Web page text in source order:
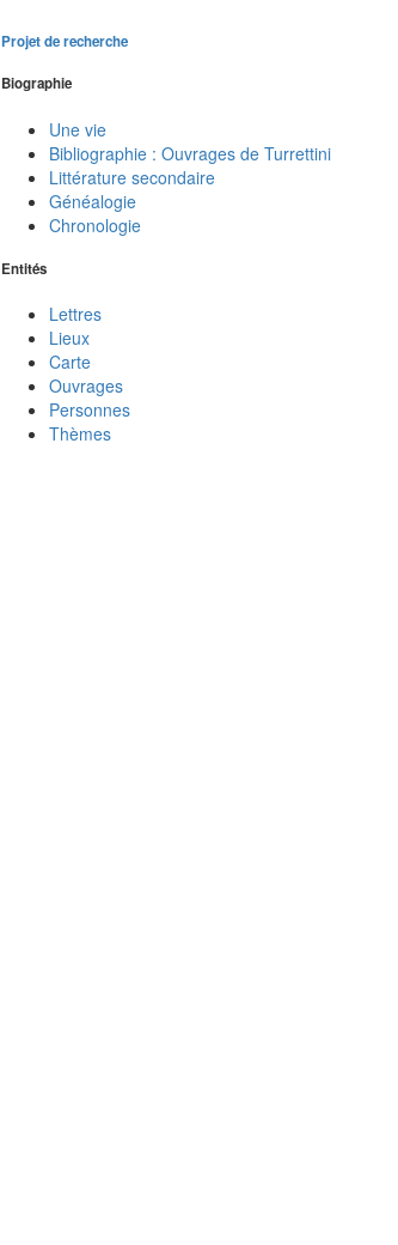
Projet de recherche
Biographie
Une vie
Bibliographie : Ouvrages de Turrettini
Littérature secondaire
Généalogie
Chronologie
Entités
Lettres
Lieux
Carte
Ouvrages
Personnes
Thèmes